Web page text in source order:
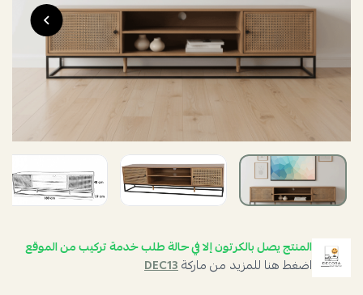
المنتج يصل بالكرتون إلا في حالة طلب خدمة تركيب من الموقع
اضغط هنا للمزيد من ماركةDEC13